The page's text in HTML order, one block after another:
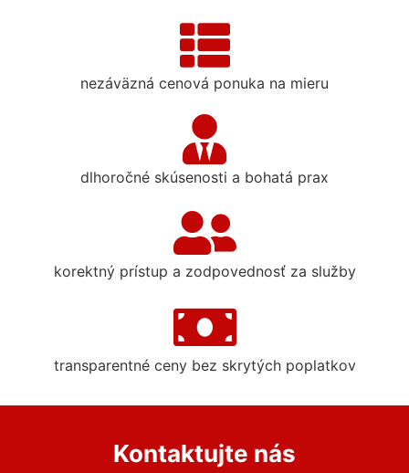
nezáväzná cenová ponuka na mieru
dlhoročné skúsenosti a bohatá prax
korektný prístup a zodpovednosť za služby
transparentné ceny bez skrytých poplatkov
Kontaktujte nás